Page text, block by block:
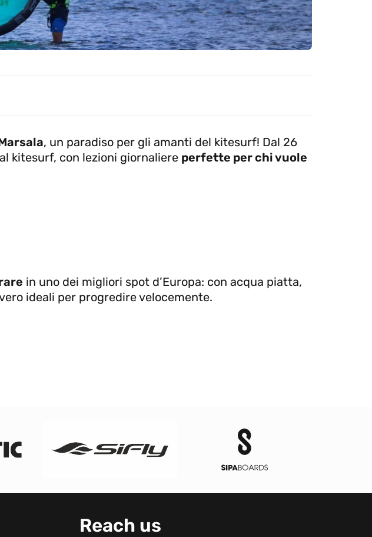
, un paradiso per gli amanti del kitesurf! Dal 26
kitesurf, con lezioni giornaliere perfette per chi vuole
in uno dei migliori spot d’Europa: con acqua piatta,
ideali per progredire velocemente.
Reach us